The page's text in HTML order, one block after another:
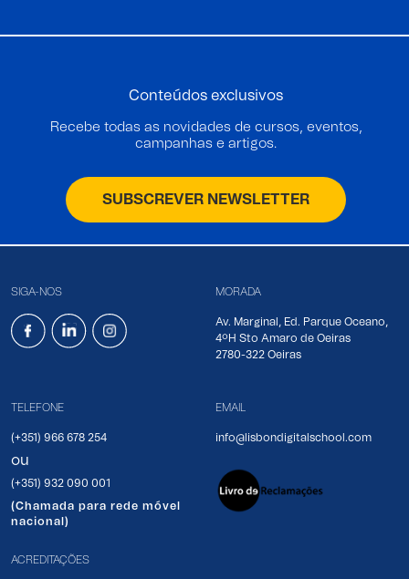
Conteúdos exclusivos
Recebe todas as novidades de cursos, eventos,
campanhas e artigos.
SUBSCREVER NEWSLETTER
SIGA-NOS MORADA
Av. Marginal, Ed. Parque Oceano,
4ºH Sto Amaro de Oeiras
2780-322 Oeiras
TELEFONE
(+351) 966 678 254
ou
(+351) 932 090 001
(Chamada para rede móvel
nacional)
EMAIL
info@lisbondigitalschool.com
ACREDITAÇÕES